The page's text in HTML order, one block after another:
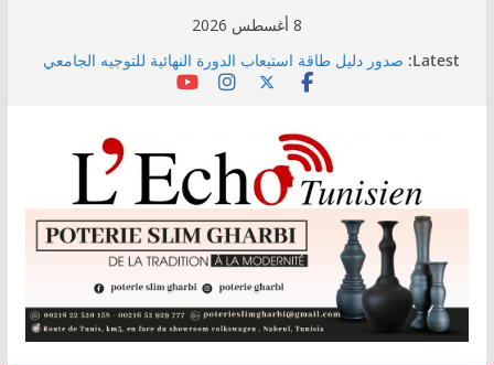
8 أغسطس 2026
Latest: صدور دليل طاقة استيعاب الدورة النهائية للتوجيه الجامعي
وزير التجهيز يتفقد سير أشغال مشروع المدخل الجنوبي
وزارة الأسرة: نسعى لاستكمال دراسة ميدانية حول ظاهرة
تسول الأطفال
مندوب عام حماية الطفولة يحذر